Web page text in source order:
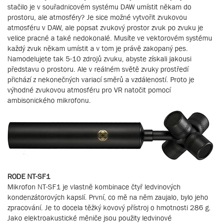
stačilo je v souřadnicovém systému DAW umístit někam do
prostoru, ale atmosféry? Je sice možné vytvořit zvukovou
atmosféru v DAW, ale popsat zvukový prostor zvuk po zvuku je
velice pracné a také nedokonalé. Musíte ve vektorovém systému
každý zvuk někam umístit a v tom je právě zakopaný pes.
Namodelujete tak 5-10 zdrojů zvuku, abyste získali jakousi
představu o prostoru. Ale v reálném světě zvuky prostředí
přichází z nekonečných variací směrů a vzdáleností. Proto je
výhodné zvukovou atmosféru pro VR natočit pomocí
ambisonického mikrofonu.
RODE NT-SF1
Mikrofon NT-SF1 je vlastně kombinace čtyř ledvinových
kondenzátorových kapslí. První, co mě na něm zaujalo, bylo jeho
zpracování. Je to docela těžký kovový přístroj o hmotnosti 286 g.
Jako elektroakustické měniče jsou použity ledvinové